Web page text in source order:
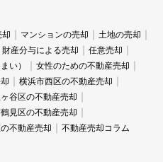
却 マンションの売却
土地の売却
財産分与による売却
任意売却
い）
女性のための不動産売却
横浜市西区の不動産売却
谷区の不動産売却
見区の不動産売却
不動産売却 不動産売却コラム